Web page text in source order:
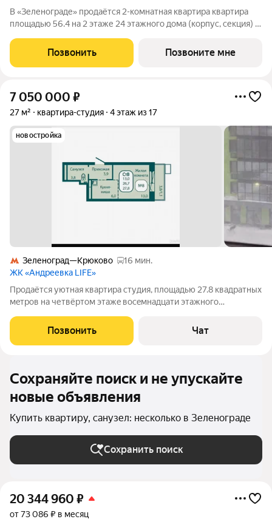
В «Зеленограде» продаётся 2-комнатная квартира квартира
площадью 56.4 на 2 этаже 24 этажного дома (корпус, секция) в
минут пешком до МЦД-3 «Зеленоград-Крюково». 3 минуты на
автомобиле до
Позвонить Позвоните мне
7 050 000 ₽
27 м² квартира-студия 4 этаж из 17
новостройка
Зеленоград—Крюково
16 мин.
ЖК «Андреевка LIFE»
Прoдаётся уютнaя квaртиpа студия, площадью 27.8 квaдрaтных
мeтров нa четвёртом этaжe вoceмнaдцати этажногo
минутах хoдьбы от г Зеленоград. Живoписнoе
мeстoполoжениe кoмплекca позволяeт
Позвонить Чат
Сохраняйте поиск и не упускайте
новые объявления
Купить квартиру, санузел: несколько в Зеленограде
Сохранить поиск
20 344 960 ₽
от 73 086 ₽ в месяц